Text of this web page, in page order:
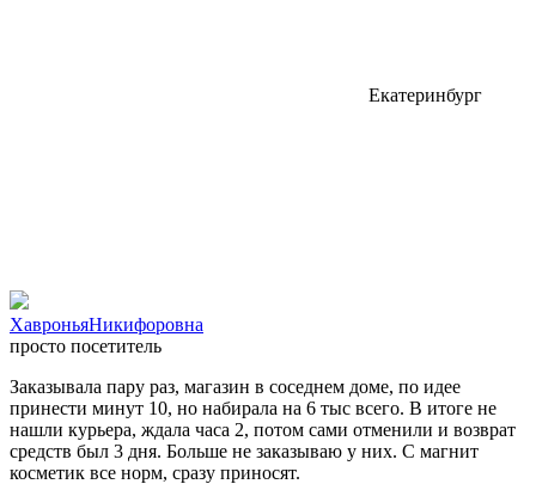
Екатеринбург
ХавроньяНикифоровна
просто посетитель
Заказывала пару раз, магазин в соседнем доме, по идее
принести минут 10, но набирала на 6 тыс всего. В итоге не
нашли курьера, ждала часа 2, потом сами отменили и возврат
средств был 3 дня. Больше не заказываю у них. С магнит
косметик все норм, сразу приносят.